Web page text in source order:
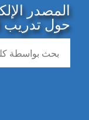
المصدر
حول تدريب